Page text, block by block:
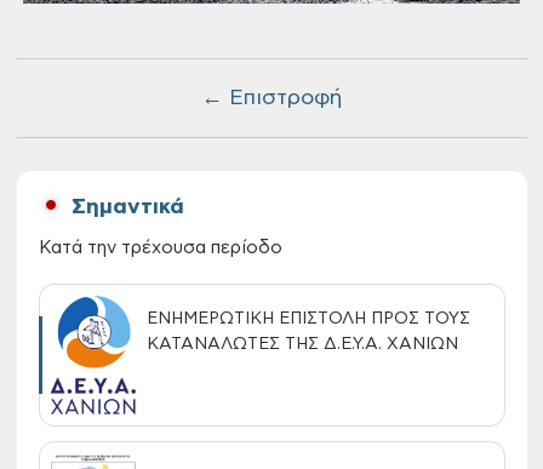
← Επιστροφή
Σημαντικά
Κατά την τρέχουσα περίοδο
ΕΝΗΜΕΡΩΤΙΚΗ ΕΠΙΣΤΟΛΗ ΠΡΟΣ ΤΟΥΣ
ΚΑΤΑΝΑΛΩΤΕΣ ΤΗΣ Δ.Ε.Υ.Α. ΧΑΝΙΩΝ